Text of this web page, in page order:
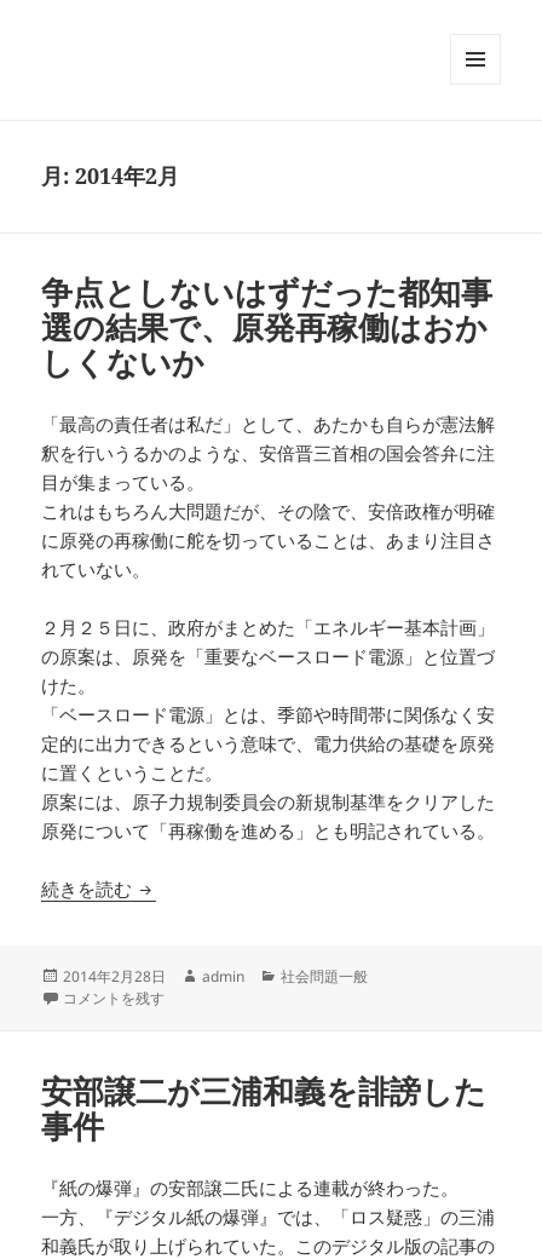
月:2014年2月
争点としないはずだった都知事
選の結果で、原発再稼働はおか
しくないか
「最高の責任者は私だ」として、あたかも自らが憲法解
釈を行いうるかのような、安倍晋三首相の国会答弁に注
目が集まっている。
これはもちろん大問題だが、その陰で、安倍政権が明確
に原発の再稼働に舵を切っていることは、あまり注目さ
れていない。
２月２５日に、政府がまとめた「エネルギー基本計画」
の原案は、原発を「重要なベースロード電源」と位置づ
けた。
「ベースロード電源」とは、季節や時間帯に関係なく安
定的に出力できるという意味で、電力供給の基礎を原発
に置くということだ。
原案には、原子力規制委員会の新規制基準をクリアした
原発について「再稼働を進める」とも明記されている。
続きを読む 争点としないはずだった都知事選の結果で、原
投
稿
2014年2月28日
作
admin
カ
社会問題一般
争点としないはずだった都知事選の結果で、原発再稼働はおかしくない
コメントを残す
安部譲二が三浦和義を誹謗した
事件
『紙の爆弾』の安部譲二氏による連載が終わった。
一方、『デジタル紙の爆弾』では、「ロス疑惑」の三浦
和義氏が取り上げられていた。このデジタル版の記事の